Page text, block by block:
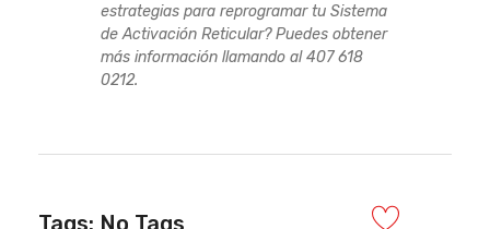
estrategias para reprogramar tu Sistema
de Activación Reticular? Puedes obtener
más información llamando al 407 618
0212.